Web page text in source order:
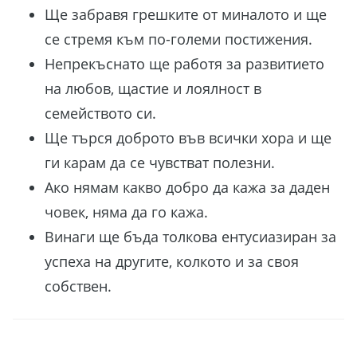
Ще забравя грешките от миналото и ще
се стремя към по-големи постижения.
Непрекъснато ще работя за развитието
на любов, щастие и лоялност в
семейството си.
Ще търся доброто във всички хора и ще
ги карам да се чувстват полезни.
Ако нямам какво добро да кажа за даден
човек, няма да го кажа.
Винаги ще бъда толкова ентусиазиран за
успеха на другите, колкото и за своя
собствен.